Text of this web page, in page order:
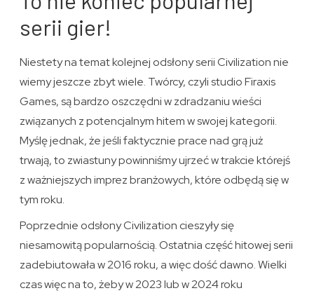
serii gier!
Niestety na temat kolejnej odsłony serii Civilization nie
wiemy jeszcze zbyt wiele. Twórcy, czyli studio Firaxis
Games, są bardzo oszczędni w zdradzaniu wieści
związanych z potencjalnym hitem w swojej kategorii.
Myślę jednak, że jeśli faktycznie prace nad grą już
trwają, to zwiastuny powinniśmy ujrzeć w trakcie którejś
z ważniejszych imprez branżowych, które odbędą się w
tym roku.
Poprzednie odsłony Civilization cieszyły się
niesamowitą popularnością. Ostatnia część hitowej serii
zadebiutowała w 2016 roku, a więc dość dawno. Wielki
czas więc na to, żeby w 2023 lub w 2024 roku